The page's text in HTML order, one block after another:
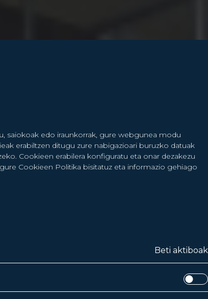
saiokoak edo iraunkorrak, gure webgunea modu
erabiltzen ditugu zure nabigazioari buruzko datuak
Cookieen erabilera konfiguratu eta onar dezakezu
Cookieen Politika bisitatuz eta informazio gehiago
Beti aktiboak